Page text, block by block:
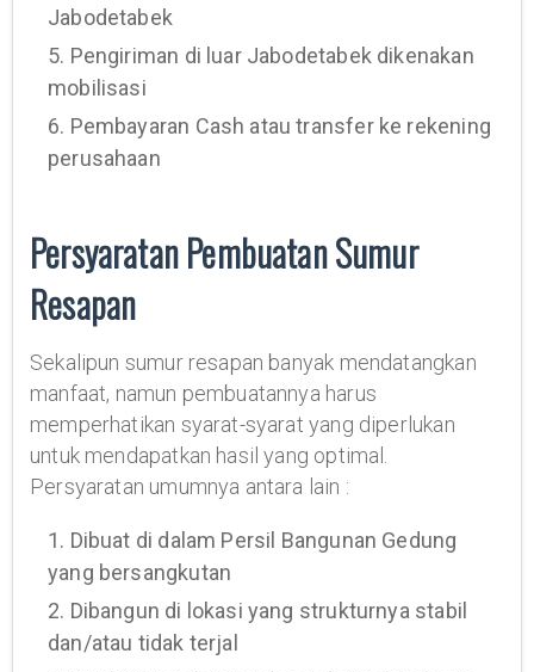
Jabodetabek
5. Pengiriman di luar Jabodetabek dikenakan
mobilisasi
6. Pembayaran Cash atau transfer ke rekening
perusahaan
Persyaratan Pembuatan Sumur
Resapan
Sekalipun sumur resapan banyak mendatangkan
manfaat, namun pembuatannya harus
memperhatikan syarat-syarat yang diperlukan
untuk mendapatkan hasil yang optimal.
Persyaratan umumnya antara lain :
1. Dibuat di dalam Persil Bangunan Gedung
yang bersangkutan
2. Dibangun di lokasi yang strukturnya stabil
dan/atau tidak terjal